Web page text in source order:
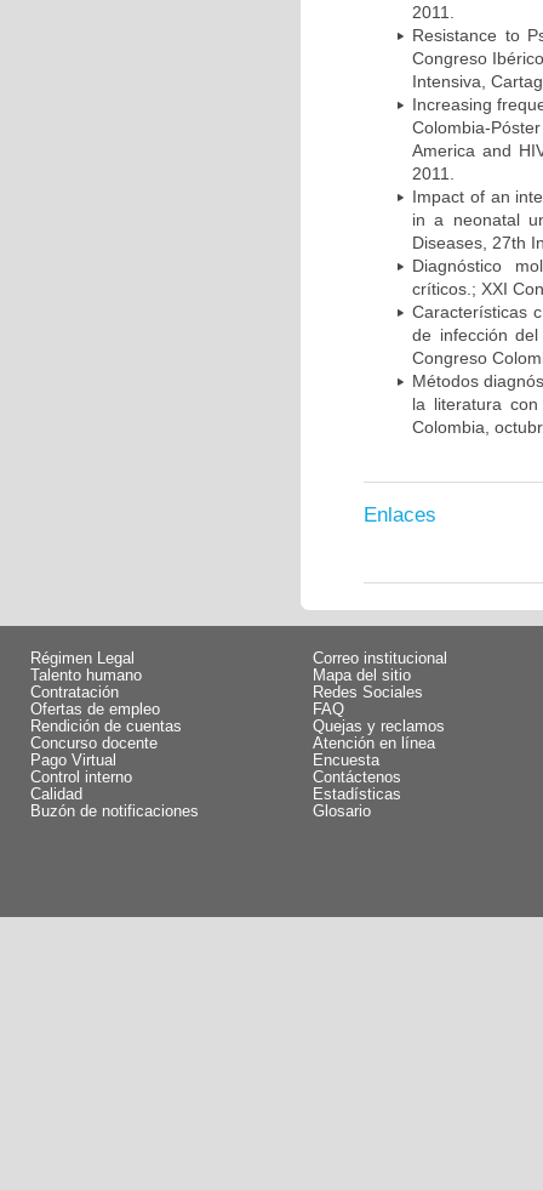
2011.
Resistance to
Congreso
Intensiva,
Increasing
Colombia-
America and
2011.
Impact of an
in a neonatal
Diseases, 27th
Diagnóstico
críticos.; XXI
Características
de infección
Congreso
Métodos
la literatura
Colombia,
Enlaces
Régimen Legal
Talento humano
Contratación
Ofertas de empleo
Rendición de cuentas
Concurso docente
Pago Virtual
Control interno
Calidad
Buzón de notificaciones
Correo institucional
Mapa del sitio
Redes Sociales
FAQ
Quejas y reclamos
Atención en línea
Encuesta
Contáctenos
Estadísticas
Glosario